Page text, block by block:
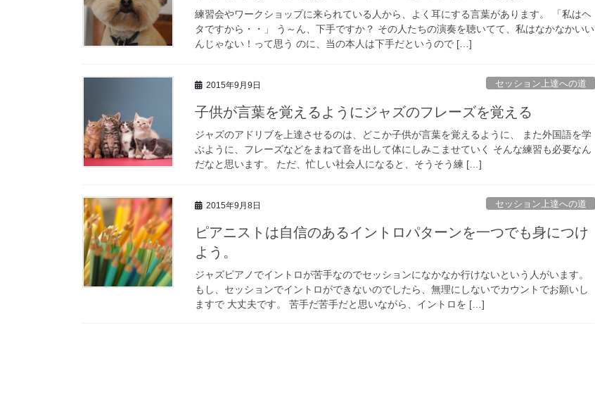
練習会やワークショップに来られている人から、よく耳にする言葉があります。 「私はヘ
タですから・・」 う～ん、下手ですか？ その人たちの演奏を聴いてて、私はなかなかいい
んじゃない！って思う のに、当の本人は下手だというので […]
2015年9月9日 セッション上達への道
子供が言葉を覚えるようにジャズのフレーズを覚える
ジャズのアドリブを上達させるのは、どこか子供が言葉を覚えるように、 また外国語を学
ぶように、フレーズなどをまねて音を出して体にしみこませていく そんな練習も必要なん
だなと思います。 ただ、忙しい社会人になると、そうそう練 […]
2015年9月8日 セッション上達への道
ピアニストは自信のあるイントロパターンを一つでも身につけ
よう。
ジャズピアノでイントロが苦手なのでセッションになかなか行けないという人がいます。
もし、セッションでイントロができないのでしたら、無理にしないでカウントでお願いし
ますで 大丈夫です。 苦手だ苦手だと思いながら、イントロを […]